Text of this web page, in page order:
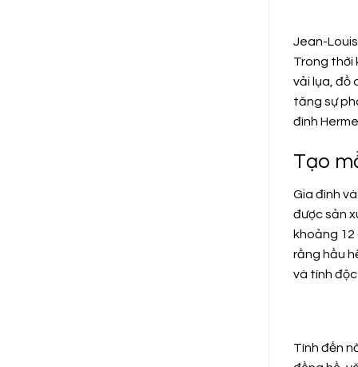
Jean-
Trong thời
vải lụa, đồ
tăng sự
đình
Tạo
Gia đình
được sản
khoảng 12
rằng hầu
và tính
Tính đến